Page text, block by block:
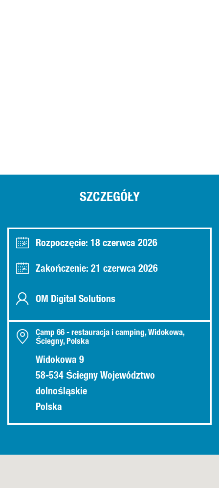
SZCZEGÓŁY
Rozpoczęcie: 18 czerwca 2026
Zakończenie: 21 czerwca 2026
OM Digital Solutions
Camp 66 - restauracja i camping, Widokowa,
Ściegny, Polska
Widokowa 9
58-534 Ściegny Województwo
dolnośląskie
Polska